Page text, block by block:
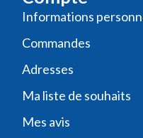
Informations
Commande​s
Adresses
Ma liste de souhaits
Mes avis